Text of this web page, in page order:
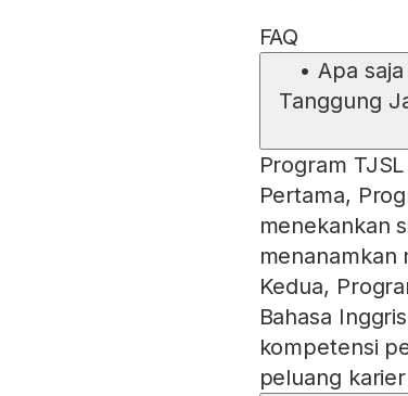
FAQ
• Apa
Tanggung
Program
Pertama,
menekankan
menanamkan
Kedua,
Bahasa
kompetensi
peluang